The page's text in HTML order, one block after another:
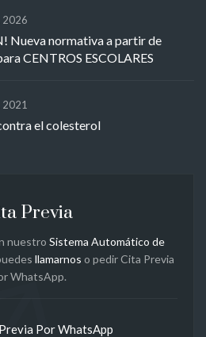
2026
Nueva normativa a partir de
CENTROS ESCOLARES
el colesterol
Previa
nuestro Sistema Automático de
llamarnos o pedir Cita Previa
WhatsApp.
Por WhatsApp